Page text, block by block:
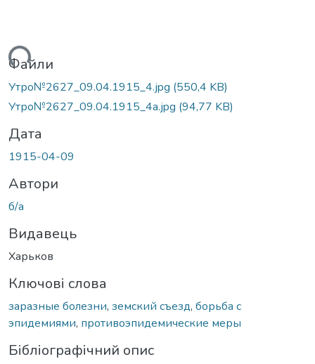
Файли
Утро№2627_09.04.1915_4.jpg (550,4 KB)
Утро№2627_09.04.1915_4а.jpg (94,77 KB)
Дата
1915-04-09
Автори
б/а
Видавець
Харьков
Ключові слова
заразные болезни, земский съезд, борьба с
эпидемиями, противоэпидемические меры
Бібліографічний опис